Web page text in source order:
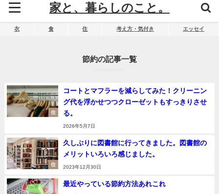
家と、暮らしのこと。
衣 食 住 考え方・気付き エッセイ
節約の記事一覧
住
コートとマフラーを減らしてみた！クリーニン
グ代を浮かせつつクローゼットもすっきりさせ
る。
2026年5月7日
住
久しぶりに図書館に行ってきました。図書館の
メリットいろいろ感じました。
2023年12月30日
最近やっている節約方法あれこれ